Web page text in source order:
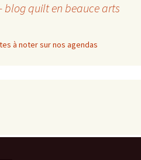
blog quilt en beauce arts
à noter sur nos agendas